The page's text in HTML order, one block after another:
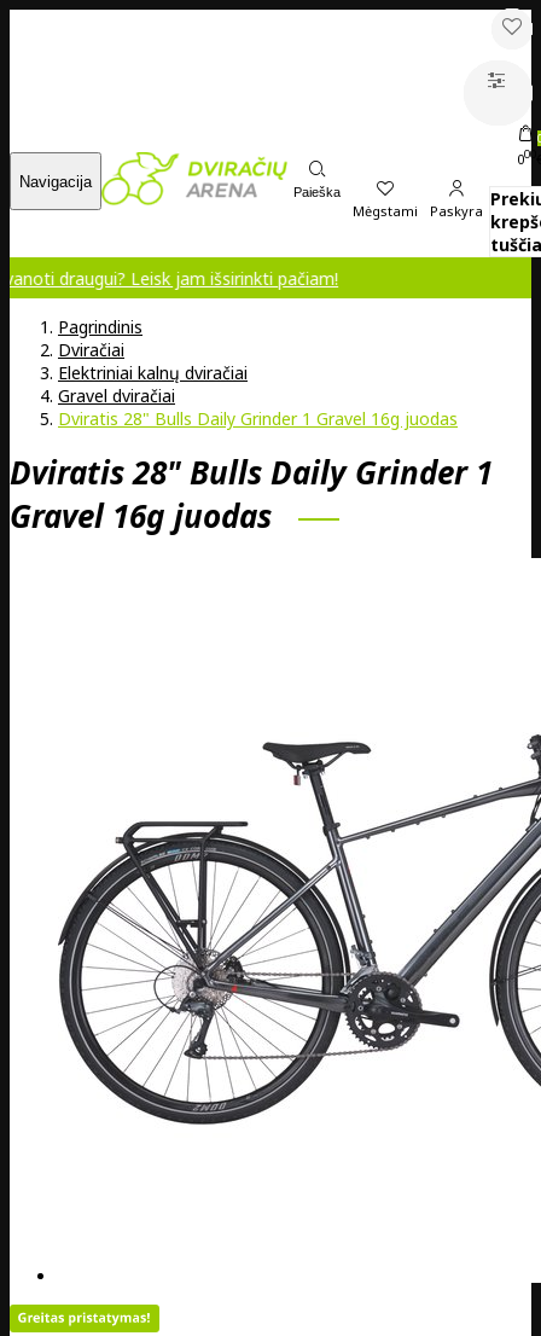
Navigacija
Paieška
Mėgstami Paskyra
000
Leisk jam išsirinkti pačiam!
Pagrindinis
Dviračiai
Elektriniai kalnų dviračiai
Gravel dviračiai
Dviratis 28" Bulls Daily Grinder 1 Gravel 16g juodas
Dviratis 28" Bulls Daily Grinder 1
Gravel 16g juodas